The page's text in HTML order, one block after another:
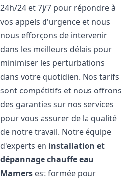
24h/24 et 7j/7 pour répondre à
vos appels d'urgence et nous
nous efforçons de intervenir
dans les meilleurs délais pour
minimiser les perturbations
dans votre quotidien. Nos tarifs
sont compétitifs et nous offrons
des garanties sur nos services
pour vous assurer de la qualité
de notre travail. Notre équipe
d'experts en installation et
dépannage chauffe eau
Mamers est formée pour